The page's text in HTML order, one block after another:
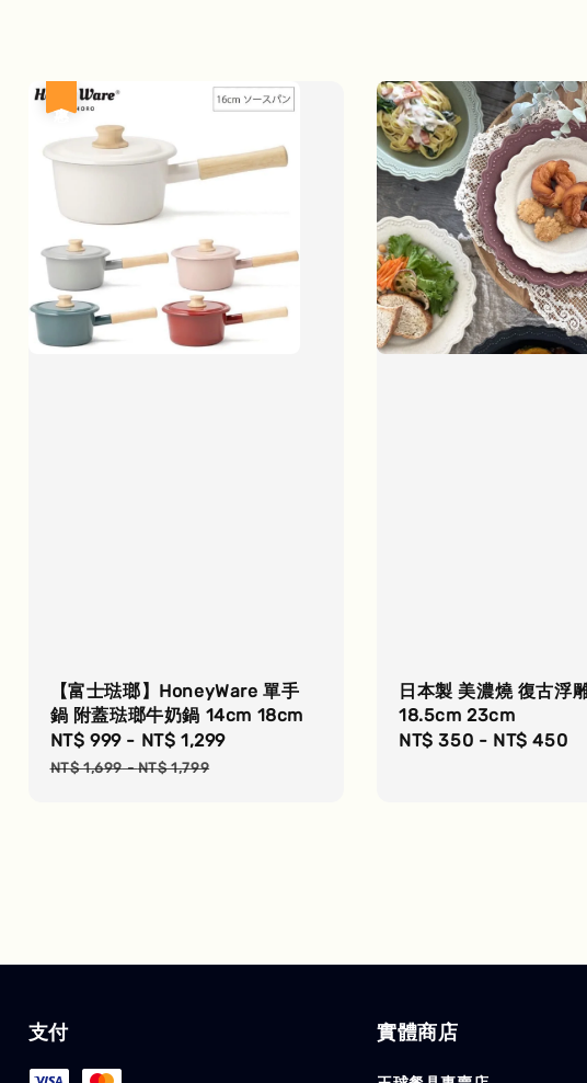
【富士琺瑯】HoneyWare 單手
鍋 附蓋琺瑯牛奶鍋 14cm 18cm
Sale
price
NT$ 999- NT$ 1,299
NT$ 1,699-NT$ 1,799
日本製 美濃燒 復古浮
18.5cm 23cm
Regular
NT$ 350 - NT$ 450
支付 實體商店